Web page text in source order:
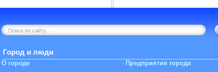
Город и люди
О городе Предприятия города